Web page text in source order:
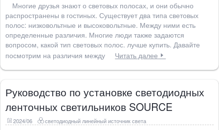
Многие друзья знают о световых полосах, и они обычно
распространены в гостиных. Существует два типа световых
полос: низковольтные и высоковольтные. Между ними есть
определенные различия. Многие люди также задаются
вопросом, какой тип световых полос. лучше купить. Давайте
посмотрим на различия между
Читать далее
Руководство по установке светодиодных
ленточных светильников SOURCE
2024/06 светодиодный линейный источник света